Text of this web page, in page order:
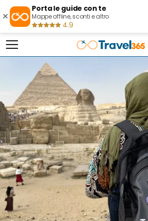
×
Porta le guide con te
Mappe offline, sconti e altro
4.9